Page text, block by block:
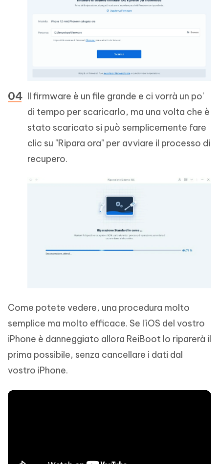
Il firmware è un file grande e ci vorrà un po'
di tempo per scaricarlo, ma una volta che è
stato scaricato si può semplicemente fare
clic su "Ripara ora" per avviare il processo di
recupero.
Come potete vedere, una procedura molto
semplice ma molto efficace. Se l'iOS del vostro
iPhone è danneggiato allora ReiBoot lo riparerà il
prima possibile, senza cancellare i dati dal
vostro iPhone.